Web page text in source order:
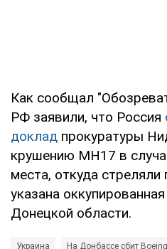
Как сообщал
РФ заявили, что Россия
доклад прокуратуры
крушению МН17 в
места, откуда стреляли
указана
Донецкой области.
Украина На Донбассе сбит